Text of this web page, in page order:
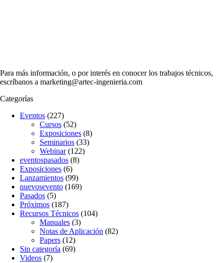
Para más información, o por interés en conocer los trabajos técnicos,
escríbanos a marketing@artec-ingenieria.com
Categorías
Eventos (227)
Cursos (52)
Exposiciones (8)
Seminarios (33)
Webinar(122)
eventospasados (8)
Exposiciones (6)
Lanzamientos (99)
nuevosevento (169)
Pasados (5)
Próximos (187)
Recursos Técnicos (104)
Manuales (3)
Notas de Aplicación (82)
Papers (12)
Sin categoría (69)
Videos (7)